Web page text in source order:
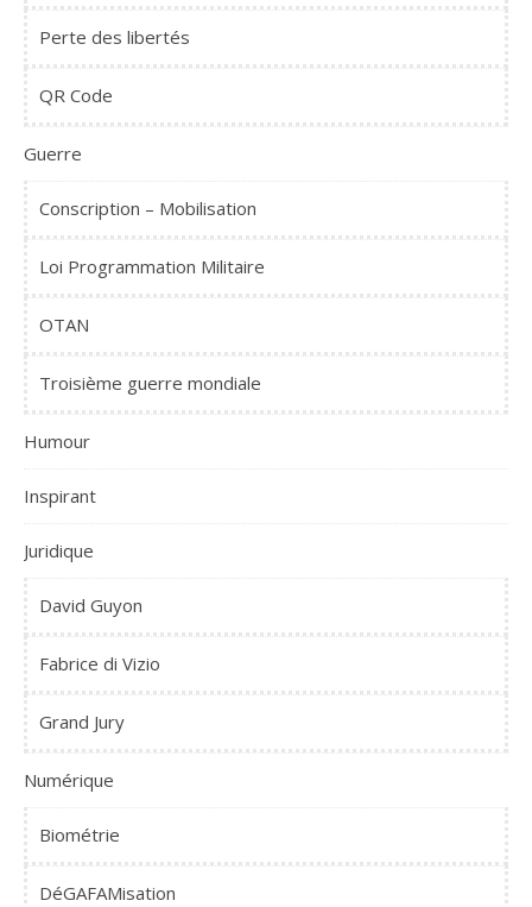
Perte des libertés
QR Code
Guerre
Conscription – Mobilisation
Loi Programmation Militaire
OTAN
Troisième guerre mondiale
Humour
Inspirant
Juridique
David Guyon
Fabrice di Vizio
Grand Jury
Numérique
Biométrie
DéGAFAMisation